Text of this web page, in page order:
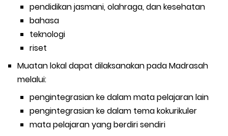
pendidikan jasmani, olahraga, dan kesehatan
bahasa
teknologi
riset
Muatan lokal dapat dilaksanakan pada Madrasah
melalui:
pengintegrasian ke dalam mata pelajaran lain
pengintegrasian ke dalam tema kokurikuler
mata pelajaran yang berdiri sendiri